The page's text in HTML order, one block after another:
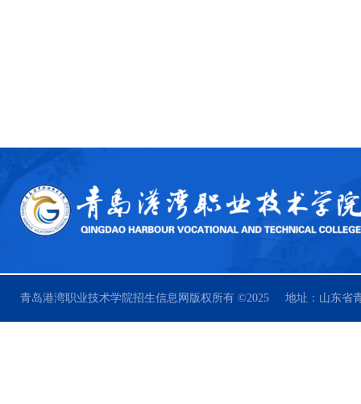
青岛港湾职业技术学院招生信息网版权所有 ©2025 地址：山东